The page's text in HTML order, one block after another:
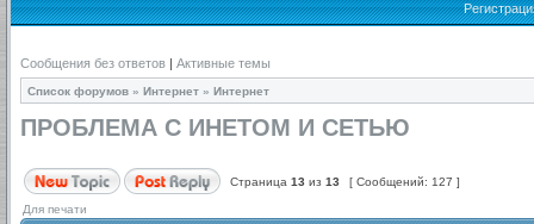
Сообщения без ответов | Активные темы
Список форумов » Интернет » Интернет
ПРОБЛЕМА С ИНЕТОМ И СЕТЬЮ
Страница 13 из 13 [ Сообщений: 127 ]
Для печати